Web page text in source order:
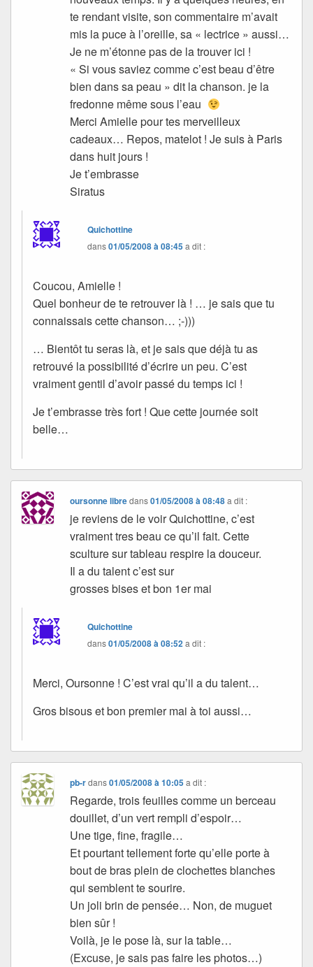
te rendant visite, son commentaire m’avait
mis la puce à l’oreille, sa « lectrice » aussi…
Je ne m’étonne pas de la trouver ici !
« Si vous saviez comme c’est beau d’être
bien dans sa peau » dit la chanson. je la
fredonne même sous l’eau
Merci Amielle pour tes merveilleux
cadeaux… Repos, matelot ! Je suis à Paris
dans huit jours !
Je t’embrasse
Siratus
Quichottine
dans01/05/2008 à 08:45a dit :
Coucou, Amielle !
Quel bonheur de te retrouver là ! … je sais que tu
connaissais cette chanson… ;-)))
… Bientôt tu seras là, et je sais que déjà tu as
retrouvé la possibilité d’écrire un peu. C’est
vraiment gentil d’avoir passé du temps ici !
Je t’embrasse très fort ! Que cette journée soit
belle…
oursonne libredans01/05/2008 à 08:48 a dit :
je reviens de le voir Quichottine, c’est
vraiment tres beau ce qu’il fait. Cette
sculture sur tableau respire la douceur.
Il a du talent c’est sur
grosses bises et bon 1er mai
Quichottine
dans01/05/2008 à 08:52a dit :
Merci, Oursonne ! C’est vrai qu’il a du talent…
Gros bisous et bon premier mai à toi aussi…
pb-rdans01/05/2008 à 10:05 a dit :
Regarde, trois feuilles comme un berceau
douillet, d’un vert rempli d’espoir…
Une tige, fine, fragile…
Et pourtant tellement forte qu’elle porte à
bout de bras plein de clochettes blanches
qui semblent te sourire.
Un joli brin de pensée… Non, de muguet
bien sûr !
Voilà, je le pose là, sur la table…
(Excuse, je sais pas faire les photos…)